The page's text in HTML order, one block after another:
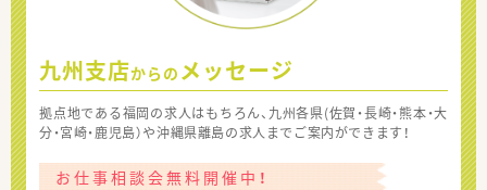
九州支店からの メッセージ
拠点地である福岡の求人はもちろん、九州各県(佐賀・長崎・熊本・大
分・宮崎・鹿児島）や沖縄県離島の求人までご案内ができます！
お仕事相談会無料開催中！